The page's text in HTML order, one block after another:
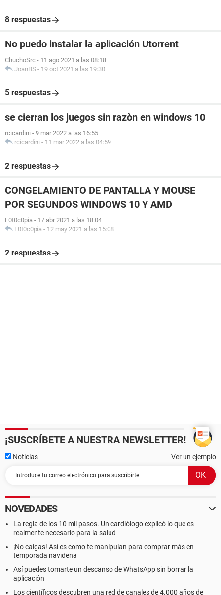
8 respuestas
No puedo instalar la aplicación Utorrent
ChuchoSrc - 11 ago 2021 a las 08:18
JoanBS - 19 oct 2021 a las 19:30
5 respuestas
se cierran los juegos sin razòn en windows 10
rcicardini - 9 mar 2022 a las 16:55
rcicardini - 11 mar 2022 a las 04:59
2 respuestas
CONGELAMIENTO DE PANTALLA Y MOUSE
POR SEGUNDOS WINDOWS 10 Y AMD
F0t0c0pia - 17 abr 2021 a las 18:04
F0t0c0pia - 12 may 2021 a las 15:08
2 respuestas
¡SUSCRÍBETE A NUESTRA NEWSLETTER!
Noticias Ver un ejemplo
NOVEDADES
La regla de los 10 mil pasos. Un cardiólogo explicó lo que es
realmente necesario para la salud
¡No caigas! Así es como te manipulan para comprar más en
temporada navideña
Así puedes tomarte un descanso de WhatsApp sin borrar la
aplicación
Los científicos descubren una red de canales de 4.000 años de